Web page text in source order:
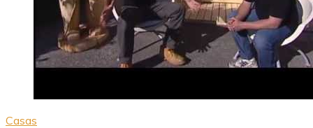
Casas